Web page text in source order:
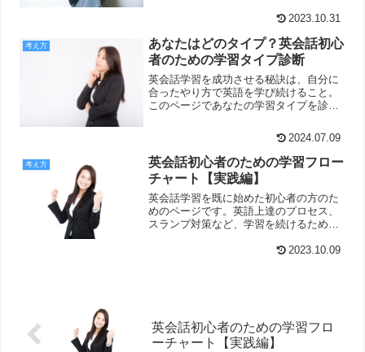
めてしまいそうになったときにおすすめ
2023.10.31
考え方
あなたはどのタイプ？英会話初心
者のための学習タイプ診断
英会話学習を成功させる秘訣は、自分に
合ったやり方で英語を学び続けること。
このページであなたの学習タイプを診断
2024.07.09
考え方
英会話初心者のための学習フロー
チャート【実践編】
英会話学習を既に始めた初心者の方のた
めのページです。英語上達のプロセス、
スランプ対策など、学習を続けるための
で挫折しないためにこちらをチェック！
2023.10.09
英会話初心者のための学習フロ
ーチャート【実践編】